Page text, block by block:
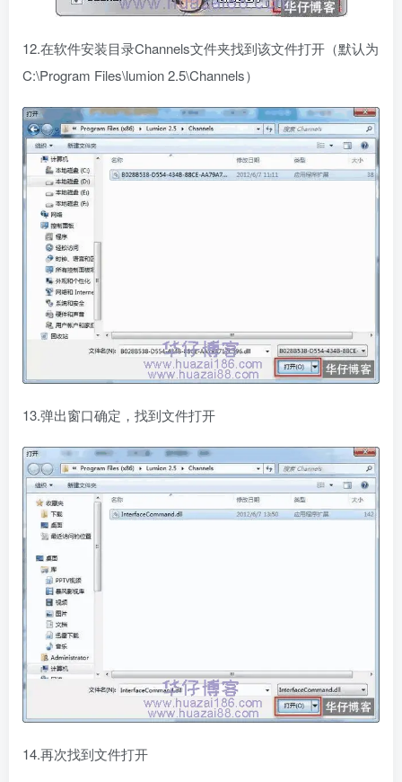
12.在软件安装目录Channels文件夹找到该文件打开（默认为
C:\Program Files\lumion 2.5\Channels）
13.弹出窗口确定，找到文件打开
14.再次找到文件打开